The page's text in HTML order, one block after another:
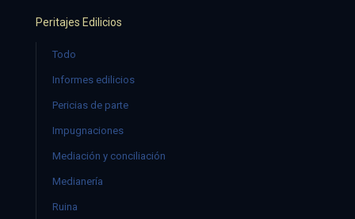
Peritajes Edilicios
Todo
Informes edilicios
Pericias de parte
Impugnaciones
Mediación y conciliación
Medianería
Ruina